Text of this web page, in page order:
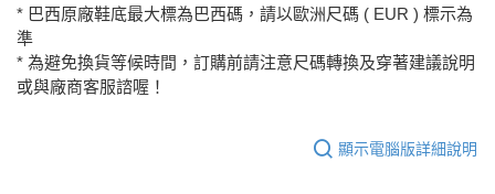
* 巴西原廠鞋底最大標為巴西碼，請以歐洲尺碼 ( EUR ) 標示為
準
* 為避免換貨等候時間，訂購前請注意尺碼轉換及穿著建議說明
或與廠商客服諮喔！
顯示電腦版詳細說明